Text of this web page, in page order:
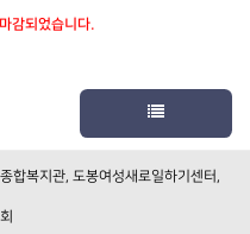
감되었습니다.
합복지관, 도봉여성새로일하기센터 ,